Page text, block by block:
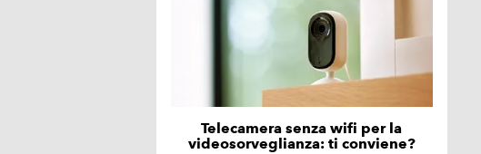
Telecamera senza wifi per la
videosorveglianza: ti conviene?